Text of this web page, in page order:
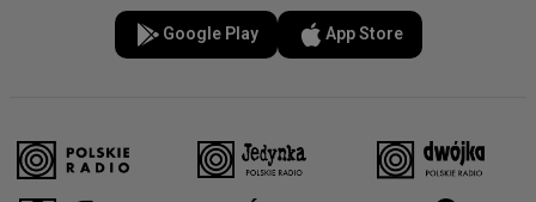
Google Play App Store